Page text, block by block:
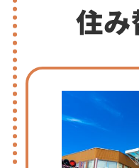
住